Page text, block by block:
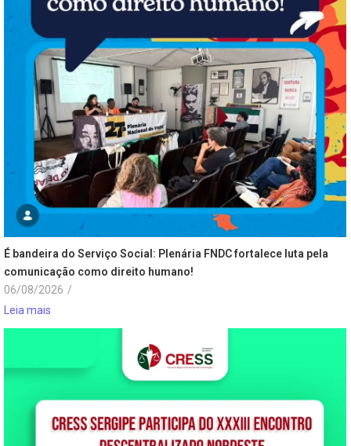
É bandeira do Serviço Social: Plenária FNDC fortalece luta pela
comunicação como direito humano!
06/08/2026 /
Leia mais